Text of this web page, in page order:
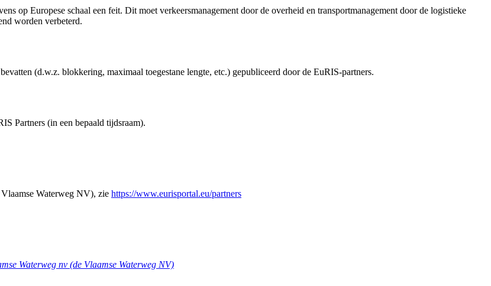
op Europese schaal een feit. Dit moet verkeersmanagement door de overheid en transportmanagement door de logistieke
worden verbeterd.
(d.w.z. blokkering, maximaal toegestane lengte, etc.) gepubliceerd door de EuRIS-partners.
Partners (in een bepaald tijdsraam).
Waterweg NV), zie https://www.eurisportal.eu/partners
Waterweg nv (de Vlaamse Waterweg NV)